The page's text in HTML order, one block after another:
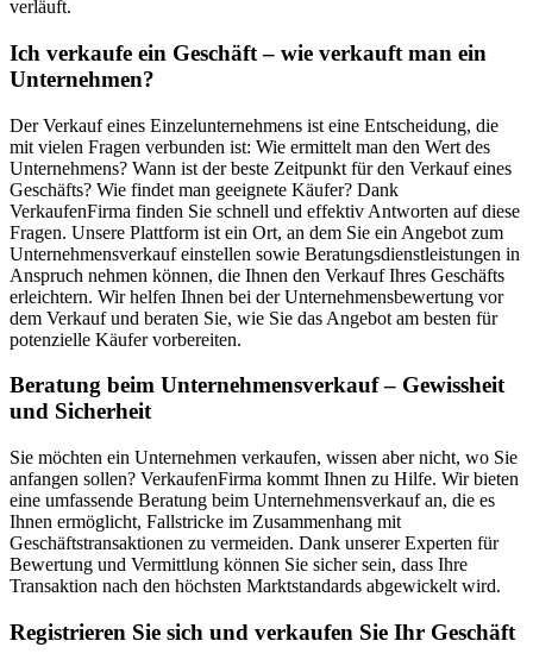
verläuft.
Ich verkaufe ein Geschäft – wie verkauft man ein
Unternehmen?
Der Verkauf eines Einzelunternehmens ist eine Entscheidung, die
mit vielen Fragen verbunden ist: Wie ermittelt man den Wert des
Unternehmens? Wann ist der beste Zeitpunkt für den Verkauf eines
Geschäfts? Wie findet man geeignete Käufer? Dank
VerkaufenFirma finden Sie schnell und effektiv Antworten auf diese
Fragen. Unsere Plattform ist ein Ort, an dem Sie ein Angebot zum
Unternehmensverkauf einstellen sowie Beratungsdienstleistungen in
Anspruch nehmen können, die Ihnen den Verkauf Ihres Geschäfts
erleichtern. Wir helfen Ihnen bei der Unternehmensbewertung vor
dem Verkauf und beraten Sie, wie Sie das Angebot am besten für
potenzielle Käufer vorbereiten.
Beratung beim Unternehmensverkauf – Gewissheit
und Sicherheit
Sie möchten ein Unternehmen verkaufen, wissen aber nicht, wo Sie
anfangen sollen? VerkaufenFirma kommt Ihnen zu Hilfe. Wir bieten
eine umfassende Beratung beim Unternehmensverkauf an, die es
Ihnen ermöglicht, Fallstricke im Zusammenhang mit
Geschäftstransaktionen zu vermeiden. Dank unserer Experten für
Bewertung und Vermittlung können Sie sicher sein, dass Ihre
Transaktion nach den höchsten Marktstandards abgewickelt wird.
Registrieren Sie sich und verkaufen Sie Ihr Geschäft